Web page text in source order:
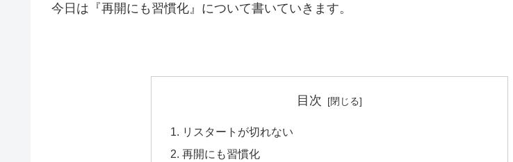
今日は『再開にも習慣化』について書いていきます。
目次
リスタートが切れない
再開にも習慣化